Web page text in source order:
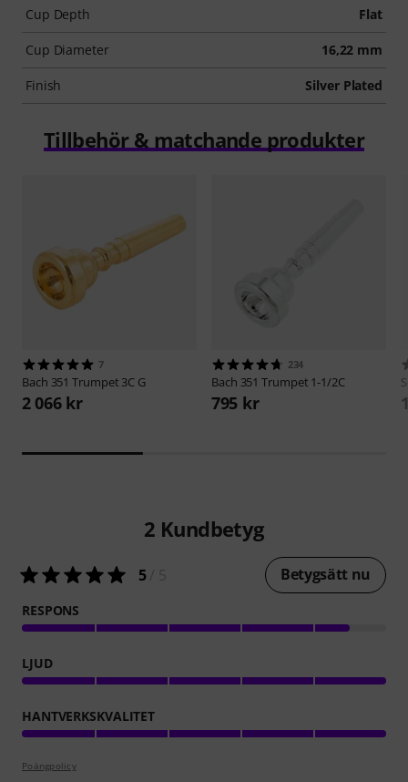
Cup Depth Flat
Cup Diameter 16,22 mm
Finish Silver Plated
Tillbehör & matchande produkter
7
Bach 351 Trumpet 3C G
2 066 kr
234
Bach 351 Trumpet 1-1/2C
795 kr
2 Kundbetyg
5/ 5 Betygsätt nu
RESPONS
LJUD
HANTVERKSKVALITET
Poängpolicy